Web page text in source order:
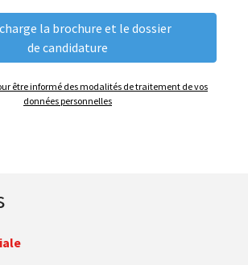
être informé des modalités de traitement de vos
données personnelles